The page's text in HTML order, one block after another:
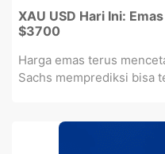
XAU USD Hari Ini:
$3700
Harga emas terus
Sachs memprediksi bisa